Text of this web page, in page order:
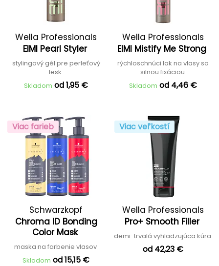
Wella Professionals
EIMI Pearl Styler
stylingový gél pre perleťový
lesk
Skladom od 1,95 €
Wella Professionals
EIMI Mistify Me Strong
rýchloschnúci lak na vlasy so
silnou fixáciou
Skladom od 4,46 €
Viac farieb
Schwarzkopf
Professional
Chroma ID Bonding
Color Mask
maska na farbenie vlasov
Skladom od 15,15 €
Viac veľkostí
Wella Professionals
Pro+ Smooth Filler
demi-trvalá vyhladzujúca kúra
od 42,23 €